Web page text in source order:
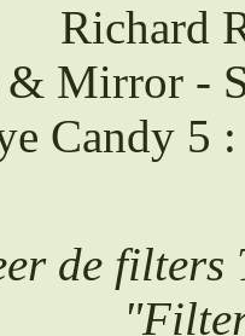
Richard
Mirror -
Candy 5
de